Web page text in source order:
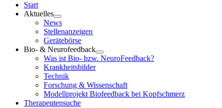
Start
Aktuelles
News
Stellenanzeigen
Gerätebörse
Bio- & Neurofeedback
Was ist Bio- bzw. NeuroFeedback?
Krankheitsbilder
Technik
Forschung & Wissenschaft
Modellprojekt Biofeedback bei Kopfschmerz
Therapeutensuche